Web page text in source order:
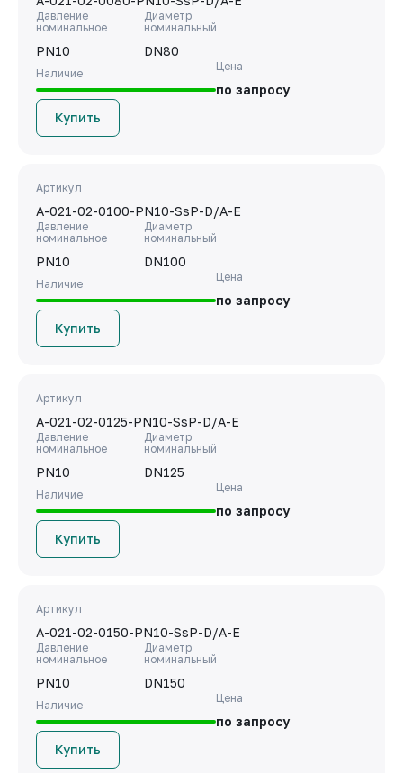
Давление
номинальное
PN10
Диаметр
номинальный
DN80
Наличие
Цена
по запросу
Купить
Артикул
A-021-02-0100-PN10-SsP-D/A-E
Давление
номинальное
PN10
Диаметр
номинальный
DN100
Наличие
Цена
по запросу
Купить
Артикул
A-021-02-0125-PN10-SsP-D/A-E
Давление
номинальное
PN10
Диаметр
номинальный
DN125
Наличие
Цена
по запросу
Купить
Артикул
A-021-02-0150-PN10-SsP-D/A-E
Давление
номинальное
PN10
Диаметр
номинальный
DN150
Наличие
Цена
по запросу
Купить